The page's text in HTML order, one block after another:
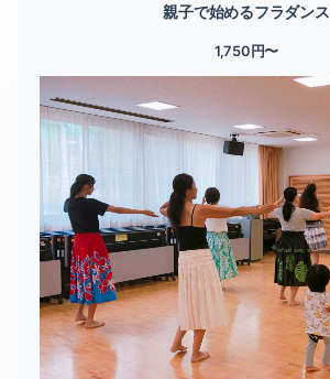
親子で始めるフラダンス
1,750円〜